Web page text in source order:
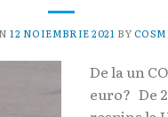
12 NOIEMBRIE 2021 BY
De la un
euro? De